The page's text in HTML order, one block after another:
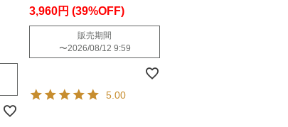
3,960円 (39%OFF)
販売期間
〜2026/08/12 9:59
5.00